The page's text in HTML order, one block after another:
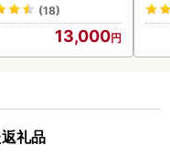
(18)
13,000
礼品